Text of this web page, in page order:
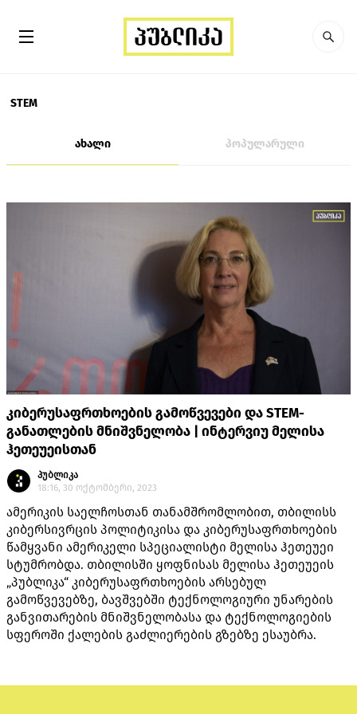
STEM
ახალი პოპულარული
კიბერუსაფრთხოების გამოწვევები და STEM-
განათლების მნიშვნელობა | ინტერვიუ მელისა
ჰეთეუეისთან
პუბლიკა
18:16, 30 ოქტომბერი, 2023
ამერიკის საელჩოსთან თანამშრომლობით, თბილისს
კიბერსივრცის პოლიტიკისა და კიბერუსაფრთხოების
წამყვანი ამერიკელი სპეციალისტი მელისა ჰეთეუეი
სტუმრობდა. თბილისში ყოფნისას მელისა ჰეთეუეის
„პუბლიკა“ კიბერუსაფრთხოების არსებულ
გამოწვევებზე, ბავშვებში ტექნოლოგიური უნარების
განვითარების მნიშვნელობასა და ტექნოლოგიების
სფეროში ქალების გაძლიერების გზებზე ესაუბრა.